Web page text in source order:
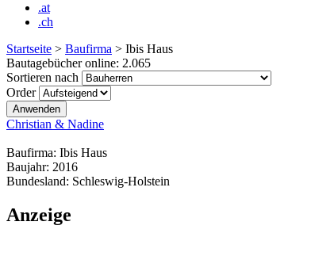
.at
.ch
Startseite > Baufirma > Ibis Haus
Bautagebücher online: 2.065
Sortieren nach
Order
Christian & Nadine
Baufirma: Ibis Haus
Baujahr: 2016
Bundesland: Schleswig-Holstein
Anzeige